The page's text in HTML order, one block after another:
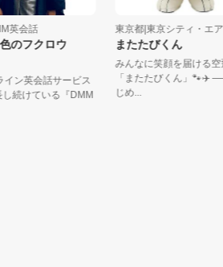
話
クロウ
英会話サービス
けている『DMM
東京都|東京シティ・エアタ...
またたびくん
みんなに笑顔を届ける空飛ぶ
「またたびくん」🐾✈️ ―――
じめ...